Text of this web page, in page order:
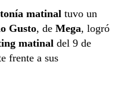
matinal tuvo un
Gusto, de Mega, logró
matinal del 9 de
frente a sus